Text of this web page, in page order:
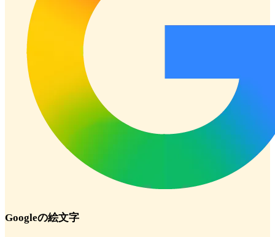
Googleの絵文字